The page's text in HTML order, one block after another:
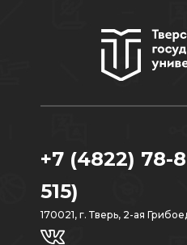
+7 (4822) 78-
515)
170021, г. Тверь, 2-ая